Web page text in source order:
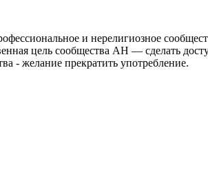
и нерелигиозное
цель сообщества АН — сделать
- желание прекратить употребление.